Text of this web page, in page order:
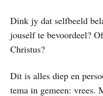
Dink jy dat selfbeeld
jouself te bevoordeel?
Christus?
Dit is alles diep en
tema in gemeen: vrees.